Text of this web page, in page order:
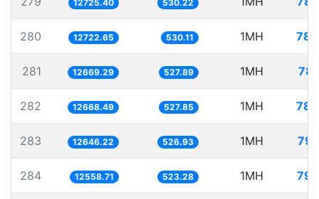
12725.40 530.22
280 12722.65 530.11 1MH
281 12669.29 527.89 1MH
282 12668.49 527.85 1MH
283 12646.22 526.93 1MH
284 12558.71 523.28 1MH